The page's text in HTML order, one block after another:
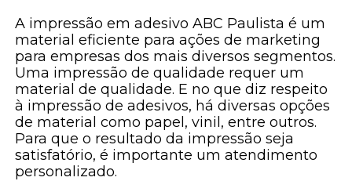
A impressão em adesivo ABC Paulista é um
material eficiente para ações de marketing
para empresas dos mais diversos segmentos.
Uma impressão de qualidade requer um
material de qualidade. E no que diz respeito
à impressão de adesivos, há diversas opções
de material como papel, vinil, entre outros.
Para que o resultado da impressão seja
satisfatório, é importante um atendimento
personalizado.